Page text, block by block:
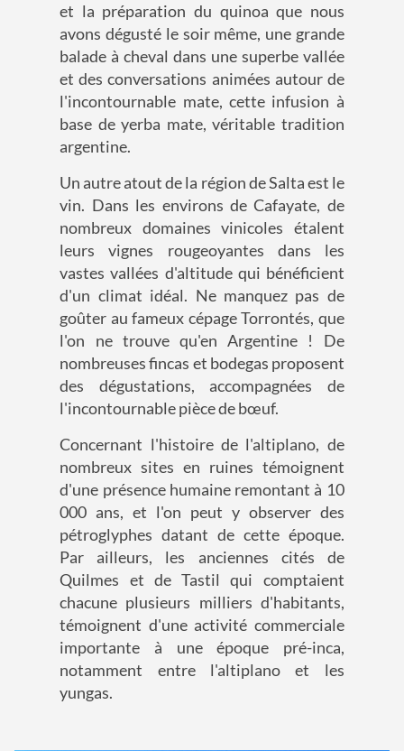
et la préparation du quinoa que nous
avons dégusté le soir même, une grande
balade à cheval dans une superbe vallée
et des conversations animées autour de
l'incontournable mate, cette infusion à
base de yerba mate, véritable tradition
argentine.
Un autre atout de la région de Salta est le
vin. Dans les environs de Cafayate, de
nombreux domaines vinicoles étalent
leurs vignes rougeoyantes dans les
vastes vallées d'altitude qui bénéficient
d'un climat idéal. Ne manquez pas de
goûter au fameux cépage Torrontés, que
l'on ne trouve qu'en Argentine ! De
nombreuses fincas et bodegas proposent
des dégustations, accompagnées de
l'incontournable pièce de bœuf.
Concernant l'histoire de l'altiplano, de
nombreux sites en ruines témoignent
d'une présence humaine remontant à 10
000 ans, et l'on peut y observer des
pétroglyphes datant de cette époque.
Par ailleurs, les anciennes cités de
Quilmes et de Tastil qui comptaient
chacune plusieurs milliers d'habitants,
témoignent d'une activité commerciale
importante à une époque pré-inca,
notamment entre l'altiplano et les
yungas.